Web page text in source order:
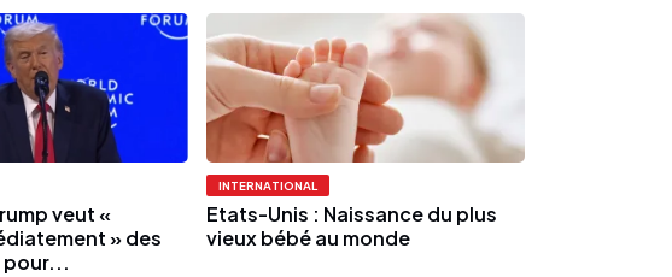
veut «
» des
INTERNATIONAL
Etats-Unis : Naissance du plus
vieux bébé au monde